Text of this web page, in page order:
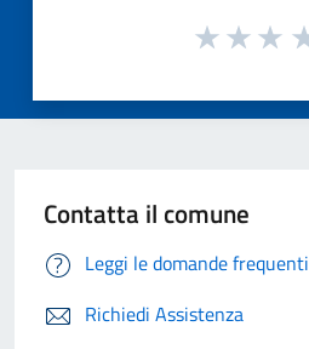
Contatta il comune
Leggi le domande frequenti
Richiedi Assistenza